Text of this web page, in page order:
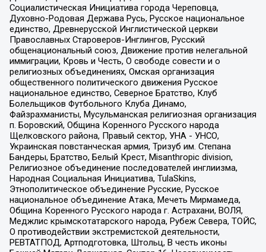
Социалистическая Инициатива города Череповца,
Духовно-Родовая Держава Русь, Русское национальное
единство, Древнерусской Инглистической церкви
Православных Староверов-Инглингов, Русский
общенациональный союз, Движение против нелегальной
иммиграции, Кровь и Честь, О свободе совести и о
религиозных объединениях, Омская организация
общественного политического движения Русское
национальное единство, Северное Братство, Клуб
Болельщиков Футбольного Клуба Динамо,
Файзрахманисты, Мусульманская религиозная организация
п. Боровский, Община Коренного Русского народа
Щелковского района, Правый сектор, УНА - УНСО,
Украинская повстанческая армия, Тризуб им. Степана
Бандеры, Братство, Белый Крест, Misanthropic division,
Религиозное объединение последователей инглиизма,
Народная Социальная Инициатива, TulaSkins,
Этнополитическое объединение Русские, Русское
национальное объединение Атака, Мечеть Мирмамеда,
Община Коренного Русского народа г. Астрахани, ВОЛЯ,
Меджлис крымскотатарского народа, Рубеж Севера, ТОЙС,
О противодействии экстремистской деятельности,
РЕВТАТПОД, Артподготовка, Штольц, В честь иконы